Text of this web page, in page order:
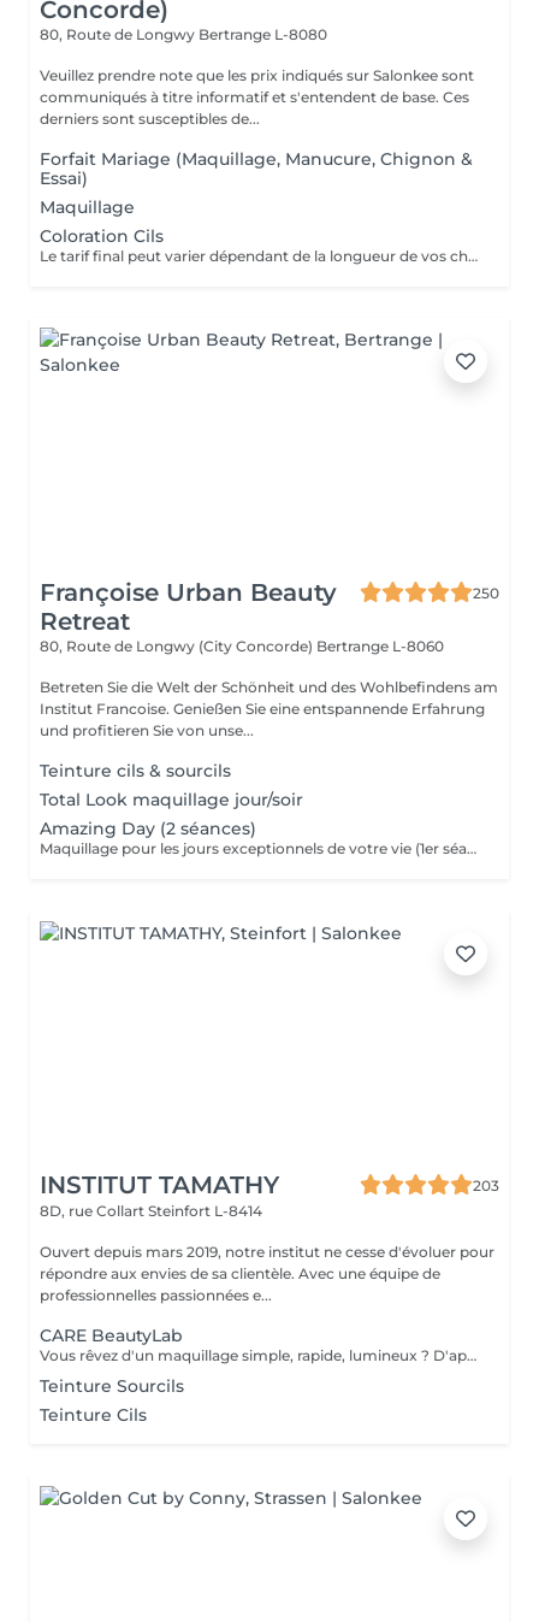
Concorde)
80, Route de Longwy Bertrange L-8080
Veuillez prendre note que les prix indiqués sur Salonkee sont
communiqués à titre informatif et s'entendent de base. Ces
derniers sont susceptibles de...
Forfait Mariage (Maquillage, Manucure, Chignon &
Essai)
Maquillage
Coloration Cils
Le tarif final peut varier dépendant de la longueur de vos cheveux ainsi que des soins et produits utilisés.
Françoise Urban Beauty
Retreat
250
80, Route de Longwy (City Concorde) Bertrange L-8060
Betreten Sie die Welt der Schönheit und des Wohlbefindens am
Institut Francoise. Genießen Sie eine entspannende Erfahrung
und profitieren Sie von unse...
Teinture cils & sourcils
Total Look maquillage jour/soir
Amazing Day (2 séances)
Maquillage pour les jours exceptionnels de votre vie (1er séance 90 minutes + 2 ème séance 60 minutes)
INSTITUT TAMATHY
203
8D, rue Collart Steinfort L-8414
Ouvert depuis mars 2019, notre institut ne cesse d'évoluer pour
répondre aux envies de sa clientèle. Avec une équipe de
professionnelles passionnées e...
CARE BeautyLab
Vous rêvez d'un maquillage simple, rapide, lumineux ? D'apprendre enfin les bons gestes sans vous compliquer la vie ? Le Beauty Lab est fait pour vous. Un teint frais. Une touche de couleur. Un éclat subtil. On ne saura pas que vous êtes maquillée Mais tout le monde verra que vous rayonnez Pour toutes celles qui veulent : un maquillage léger mais efficace gagner du temps le matin comprendre enfin ce qui leur va un atelier simple, inspirant et 100% pratique OFFRE DE LANCEMENT OFFERT JUSQU'AU 31 DÉCEMBRE 2025
Teinture Sourcils
Teinture Cils